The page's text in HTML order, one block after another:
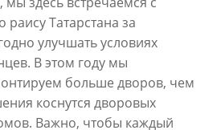
Татарстана за
улучшать условиях
В этом году мы
больше дворов, чем
коснутся дворовых
Важно, чтобы каждый